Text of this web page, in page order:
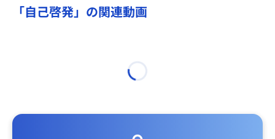
「自己啓発」の関連動画